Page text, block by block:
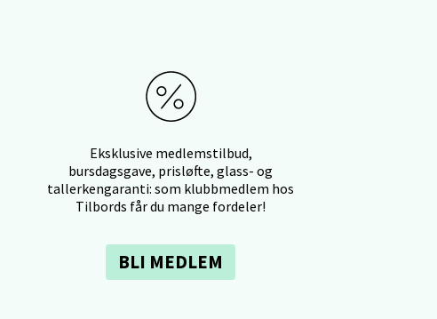
Eksklusive medlemstilbud,
bursdagsgave, prisløfte, glass- og
tallerkengaranti: som klubbmedlem hos
Tilbords får du mange fordeler!
BLI MEDLEM
Velg